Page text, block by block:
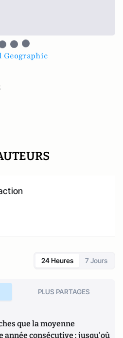
Geographic
24 Heures 7 Jours
PLUS PARTAGES
que la moyenne
année consécutive : jusqu'où